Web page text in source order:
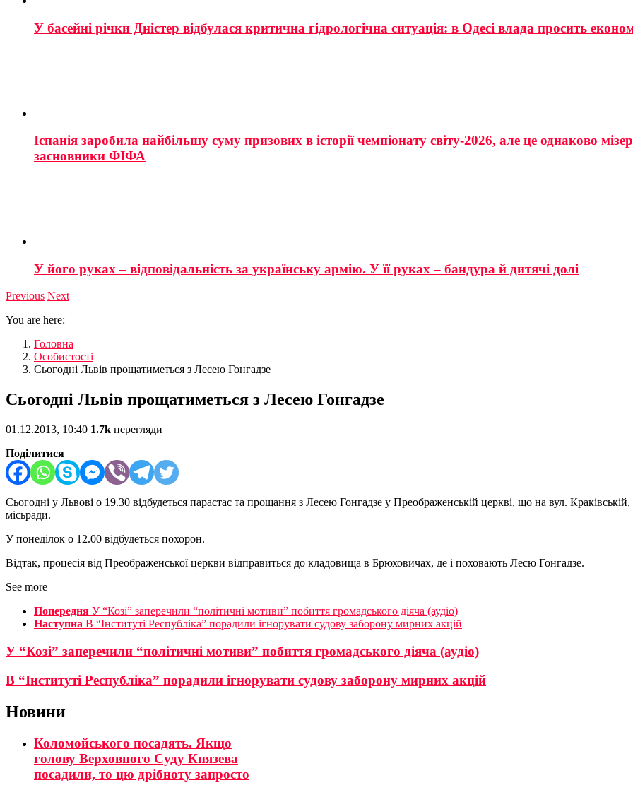
У басейні річки Дністер відбулася критична гідрологічна ситуація: в Одесі влада просить
Іспанія заробила найбільшу суму призових в історії чемпіонату світу-2026, але це однаково
засновники ФІФА
У його руках – відповідальність за українську армію. У її руках – бандура й дитячі долі
Previous Next
You are here:
Головна
Особистості
Сьогодні Львів прощатиметься з Лесею Гонгадзе
Сьогодні Львів прощатиметься з Лесею Гонгадзе
01.12.2013, 10:40 1.7k перегляди
Поділитися
Сьогодні у Львові о 19.30 відбудеться парастас та прощання з Лесею Гонгадзе у Преображенській церкві, що на вул.
місьради.
У понеділок о 12.00 відбудеться похорон.
Відтак, процесія від Преображенської церкви відправиться до кладовища в Брюховичах, де і поховають Лесю Гонгадзе.
See more
Попередня У “Козі” заперечили “політичні мотиви” побиття громадського діяча (аудіо)
Наступна В “Інституті Республіка” порадили ігнорувати судову заборону мирних акцій
У “Козі” заперечили “політичні мотиви” побиття громадського діяча (аудіо)
В “Інституті Республіка” порадили ігнорувати судову заборону мирних акцій
Новини
Коломойського посадять. Якщо
голову Верховного Суду Князева
посадили, то цю дрібноту запросто